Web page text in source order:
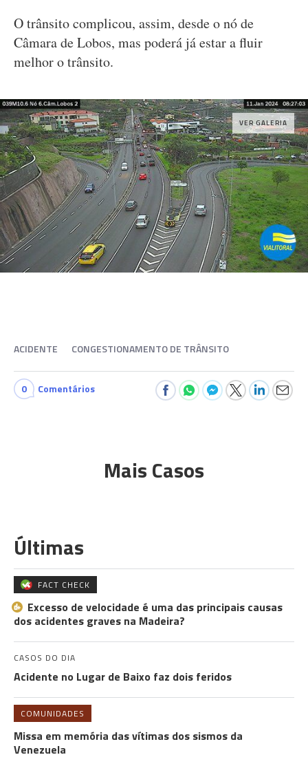
O trânsito complicou, assim, desde o nó de
Câmara de Lobos, mas poderá já estar a fluir
melhor o trânsito.
VER GALERIA
ACIDENTE CONGESTIONAMENTO DE TRÂNSITO
0 Comentários
Mais Casos
Últimas
FACT CHECK
Excesso de velocidade é uma das principais causas
dos acidentes graves na Madeira?
CASOS DO DIA
Acidente no Lugar de Baixo faz dois feridos
COMUNIDADES
Missa em memória das vítimas dos sismos da
Venezuela